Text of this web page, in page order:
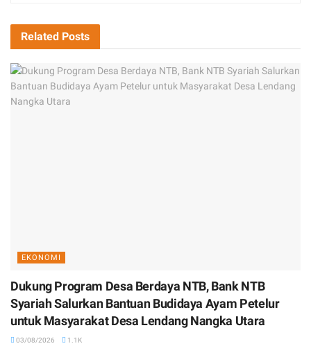
Related Posts
EKONOMI
Dukung Program Desa Berdaya NTB, Bank NTB
Syariah Salurkan Bantuan Budidaya Ayam Petelur
untuk Masyarakat Desa Lendang Nangka Utara
03/08/2026 1.1K